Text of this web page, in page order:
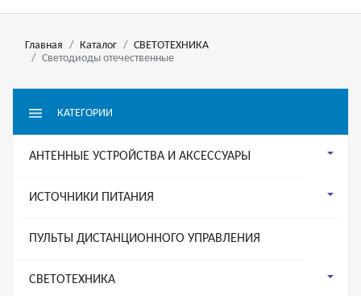
Главная Каталог
СВЕТОТЕХНИКА
Светодиоды отечественные
КАТЕГОРИИ
АНТЕННЫЕ УСТРОЙСТВА И АКСЕССУАРЫ
ИСТОЧНИКИ ПИТАНИЯ
ПУЛЬТЫ ДИСТАНЦИОННОГО УПРАВЛЕНИЯ
СВЕТОТЕХНИКА